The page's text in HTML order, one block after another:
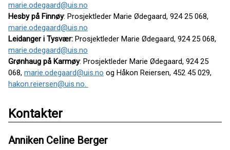
marie.odegaard@uis.no
Hesby på Finnøy: Prosjektleder Marie Ødegaard, 924 25 068,
marie.odegaard@uis.no
Leidanger i Tysvær: Prosjektleder Marie Ødegaard, 924 25 068,
marie.odegaard@uis.no
Grønhaug på Karmøy: Prosjektleder Marie Ødegaard, 924 25
068, marie.odegaard@uis.no og Håkon Reiersen, 452 45 029,
hakon.reiersen@uis.no.
Kontakter
Anniken Celine Berger